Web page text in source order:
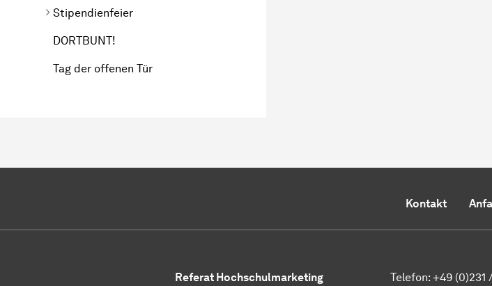
Stipendienfeier
DORTBUNT!
Tag der offenen Tür
Kontakt
Referat Hochschulmarketing Telefon: +49 (0)231